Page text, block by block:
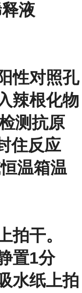
液
性对照孔
辣根化物
测抗原
住反应
温箱温
拍干。
置1分
水纸上拍